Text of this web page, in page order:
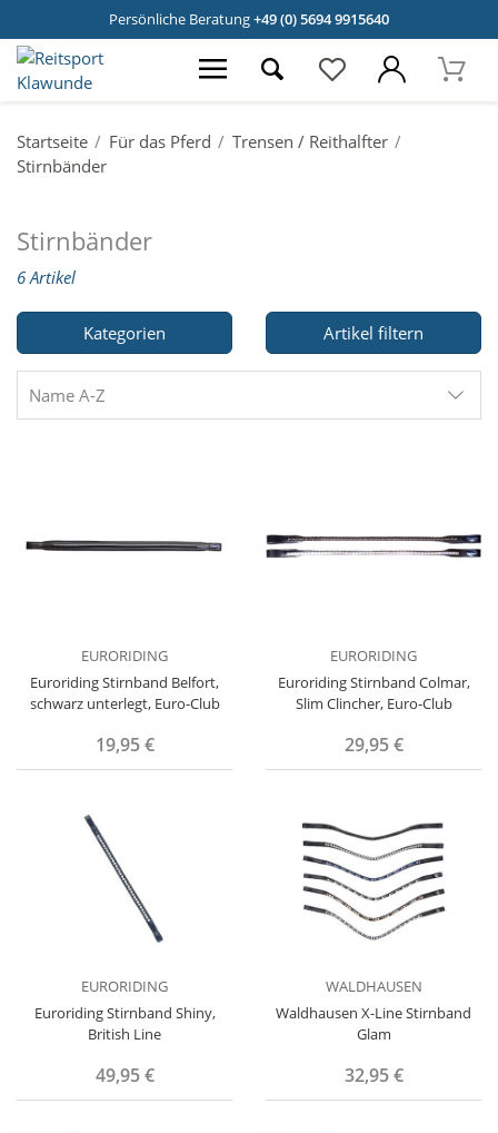
Persönliche Beratung+49 (0) 5694 9915640
Startseite Für das Pferd
Trensen / Reithalfter
Stirnbänder
Stirnbänder
6 Artikel
Kategorien Artikel filtern
Name A-Z
EURORIDING
Euroriding Stirnband Belfort,
schwarz unterlegt, Euro-Club
19,95 €
EURORIDING
Euroriding Stirnband Colmar,
Slim Clincher, Euro-Club
29,95 €
EURORIDING
Euroriding Stirnband Shiny,
British Line
49,95 €
WALDHAUSEN
Waldhausen X-Line Stirnband
Glam
32,95 €